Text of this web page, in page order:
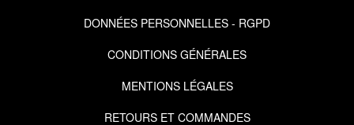
DONNÉES PERSONNELLES - RGPD
CONDITIONS GÉNÉRALES
MENTIONS LÉGALES
RETOURS ET COMMANDES